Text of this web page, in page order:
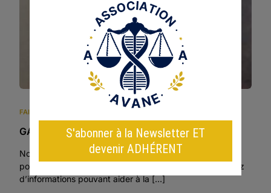
FAITS NON ÉLUCIDÉS BELGES
GANDOLFO Madeleine
Nous sommes une association de bénévoles et nous ne
pouvons pas récolter vos témoignages. Si vous disposez
d’informations pouvant aider à la […]